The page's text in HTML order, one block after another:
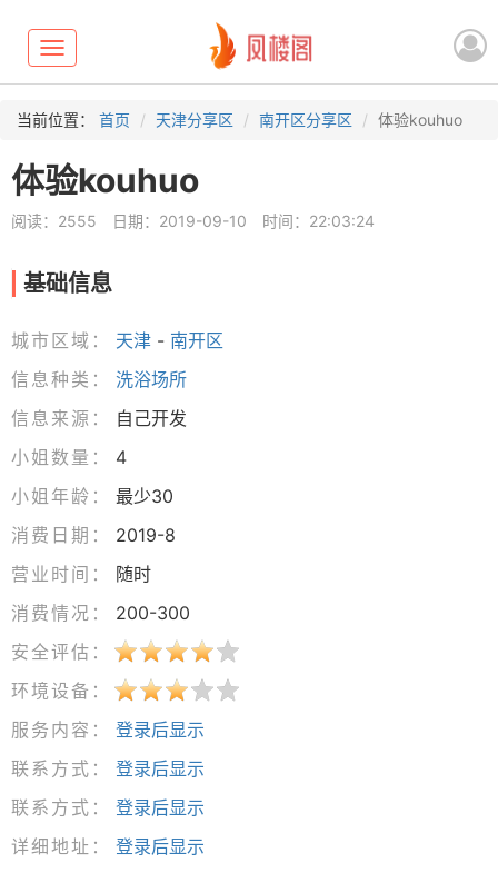
Toggle
navigation
当前位置： 首页 天津分享区 南开区分享区 体验kouhuo
体验kouhuo
阅读：2555 日期：2019-09-10 时间：22:03:24
基础信息
城市区域： 天津 - 南开区
信息种类：
洗浴场所
信息来源：
自己开发
小姐数量：
4
小姐年龄：
最少30
消费日期：
2019-8
营业时间：
随时
消费情况：
200-300
安全评估：
环境设备：
服务内容：
登录后显示
联系方式：
登录后显示
联系方式：
登录后显示
详细地址：
登录后显示